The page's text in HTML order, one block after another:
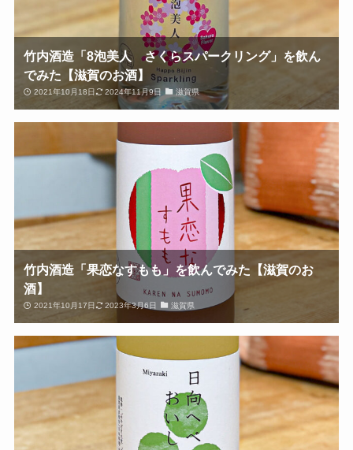
竹内酒造「8泡美人 さくらスパークリング」を飲ん
でみた【滋賀のお酒】
2021年10月18日 2024年11月9日 滋賀県
竹内酒造「果恋なすもも」を飲んでみた【滋賀のお
酒】
2021年10月17日 2023年3月6日 滋賀県